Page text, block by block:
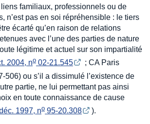
familiaux, professionnels ou de
n’est pas en soi répréhensible : le tiers
écarté qu’en raison de relations
avec l’une des parties de nature
légitime et actuel sur son impartialité
2004, no 02-21.545
; CA Paris
506) ou s’il a dissimulé l’existence de
partie, ne lui permettant pas ainsi
en toute connaissance de cause
1997, no 95-20.308 ).